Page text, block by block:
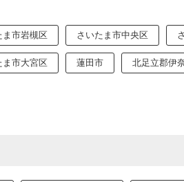
ま市岩槻区 さいたま市中央区
ま市大宮区 蓮田市 北足立郡伊